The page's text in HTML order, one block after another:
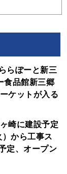
らぽーと新三
食品館新三郷
ケットが入る
崎に建設予定
から工事ス
定、オープン